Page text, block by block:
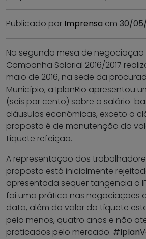
Publicado por Imprensa em 30/
Na segunda mesa de negociação
Campanha Salarial 2016/2017
maio de 2016, na sede da
Município, a IplanRio apresentou
(seis por cento) sobre o salário-
cláusulas econômicas, exceto a
proposta é de manutenção do
tíquete refeição.
A representação dos
proposta está inicialmente
apresentada sequer tangencia o
foi uma prática nas negociações
data, além do valor do tíquete
pelo menos, quatro anos e não
praticados pelo mercado.